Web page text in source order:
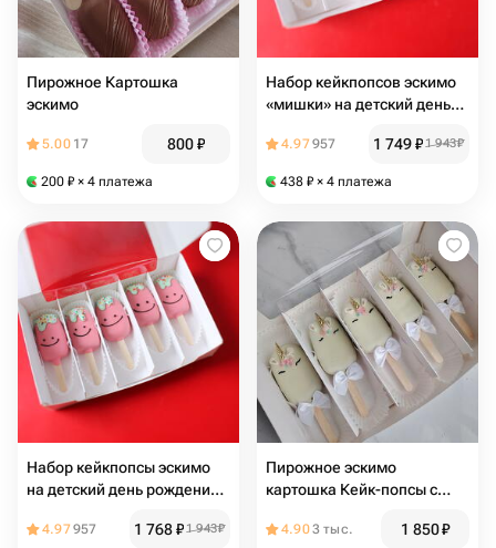
Пирожное Картошка
эскимо
5.00 17 800₽
200 ₽ × 4 платежа
Набор кейкпопсов эскимо
«мишки» на детский день
4.97957 1 749₽1 943₽
438 ₽ × 4 платежа
Набор кейкпопсы эскимо
на детский день рождения,
звонок
4.97957 1 768₽1 943₽
Пирожное эскимо
картошка Кейк-попсы с
4.903 тыс. 1 850₽